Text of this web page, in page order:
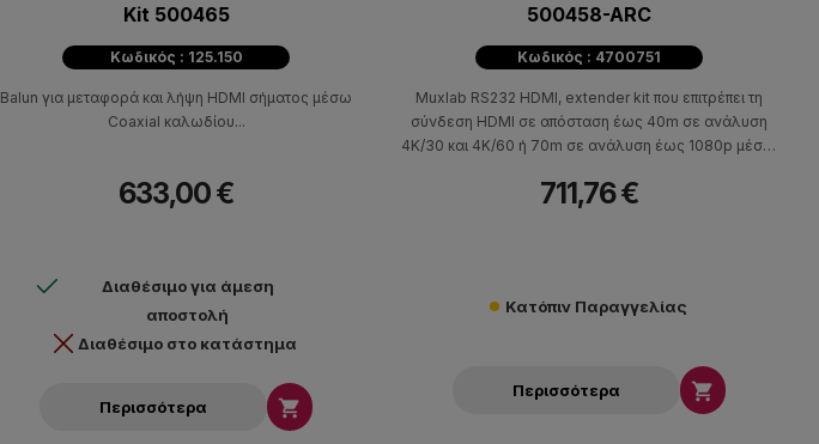
Kit 500465
Κωδικός : 125.150
Balun για μεταφορά και λήψη HDMI σήματος μέσω
Coaxial καλωδίου...
633,00 €
Διαθέσιμο για άμεση
αποστολή
Διαθέσιμο στο κατάστημα
Περισσότερα 
500458-ARC
Κωδικός : 4700751
Muxlab RS232 HDMI, extender kit που επιτρέπει τη
σύνδεση HDMI σε απόσταση έως 40m σε ανάλυση
4K/30 και 4K/60 ή 70m σε ανάλυση έως 1080p μέσω
711,76 €
Κατόπιν Παραγγελίας
Περισσότερα 